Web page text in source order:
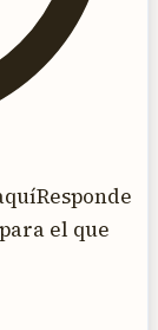
Responde
el que